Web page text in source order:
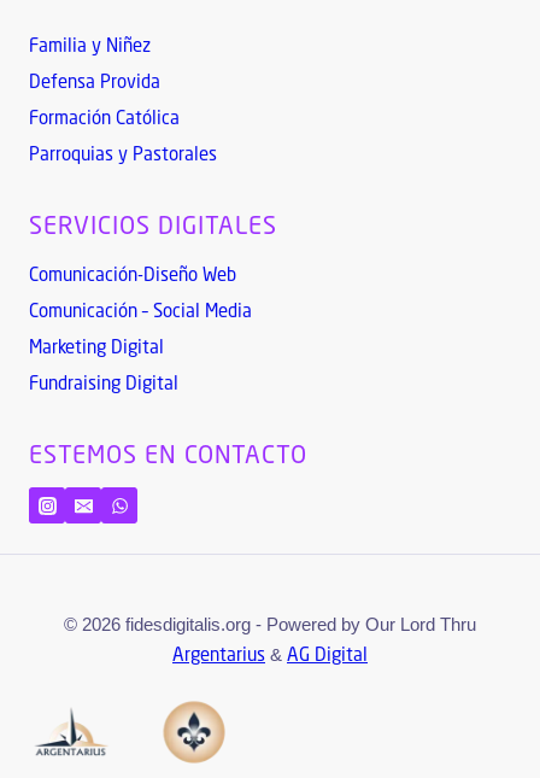
Familia y Niñez
Defensa Provida
Formación Católica
Parroquias y Pastorales
SERVICIOS DIGITALES
Comunicación-Diseño Web
Comunicación – Social Media
Marketing Digital
Fundraising Digital
ESTEMOS EN CONTACTO
© 2026 fidesdigitalis.org - Powered by Our Lord Thru
Argentarius & AG Digital